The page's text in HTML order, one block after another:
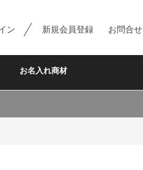
ン 新規会員登録 お問合せ
お名入れ商材